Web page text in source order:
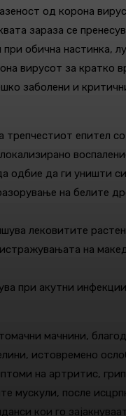
од корона
зараза се
обична настинка,
вирусот за кратко
заболени и
трепчестиот
да ги уништи
на
лековитите
на
при акутни
мачнини,
истовремено
на артритис,
мускули, после
кои го